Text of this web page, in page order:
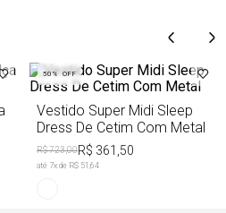
50% OFF
Vestido Super Midi Sleep
Dress De Cetim Com Metal
R$ 723,00R$ 361,50
até 7x de R$ 51,64